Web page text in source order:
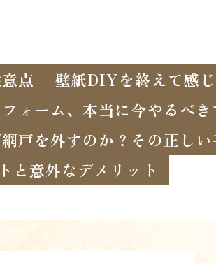
点
壁紙DIYを終えて感
ォーム、本当に今やるべき
戸を外すのか？その正しい
と意外なデメリット